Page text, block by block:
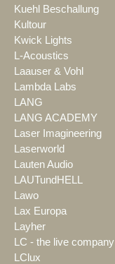
Kuehl Beschallung
Kultour
Kwick Lights
L-Acoustics
Laauser & Vohl
Lambda Labs
LANG
LANG ACADEMY
Laser Imagineering
Laserworld
Lauten Audio
LAUTundHELL
Lawo
Lax Europa
Layher
LC - the live company
LClux